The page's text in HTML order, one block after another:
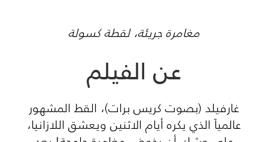
مغامرة جريئة، لقطة كسولة
عن الفيلم
غارفيلد (بصوت كريس برات)، القط المشهور
عالمياً الذي يكره أيام الاثنين ويعشق اللازانيا،